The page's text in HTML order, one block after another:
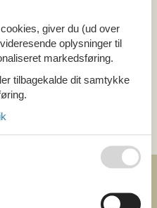
giver du (ud over
oplysninger til
markedsføring.
tilbagekalde dit samtykke